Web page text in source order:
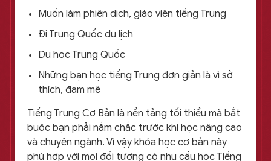
Muốn làm phiên dịch, giáo viên tiếng Trung
Đi Trung Quốc du lịch
Du học Trung Quốc
Những bạn học tiếng Trung đơn giản là vì sở
thích, đam mê
Tiếng Trung Cơ Bản là nền tảng tối thiểu mà bắt
buộc bạn phải nắm chắc trước khi học nâng cao
và chuyên ngành. Vì vậy khóa học cơ bản này
phù hợp với mọi đối tượng có nhu cầu học Tiếng